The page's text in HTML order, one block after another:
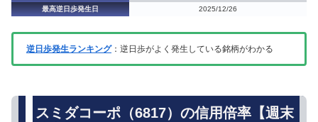
最高逆日歩発生日
2025/12/26
逆日歩発生ランキング：逆日歩がよく発生している銘柄がわかる
スミダコーポ（6817）の信用倍率【週末